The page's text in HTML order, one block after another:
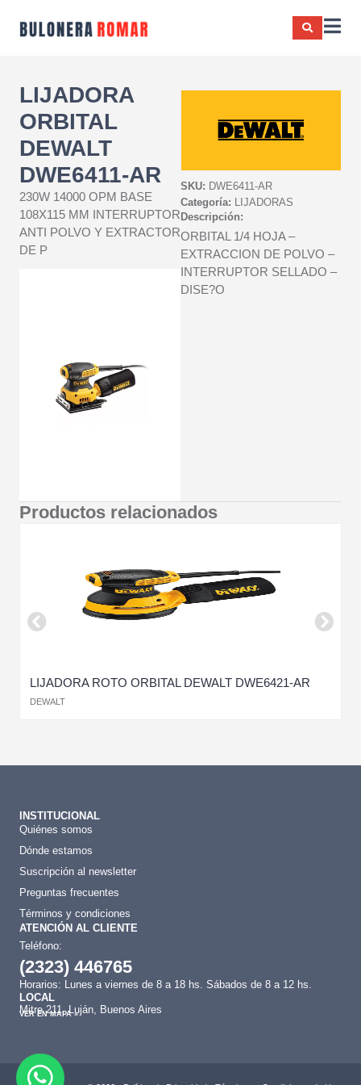
LIJADORA
ORBITAL
DEWALT
DWE6411-AR
230W 14000 OPM BASE
108X115 MM INTERRUPTOR
ANTI POLVO Y EXTRACTOR
DE P
SKU: DWE6411-AR
Categoría: LIJADORAS
Descripción:
ORBITAL 1/4 HOJA –
EXTRACCION DE POLVO –
INTERRUPTOR SELLADO –
DISE?O
Productos relacionados
LIJADORA ROTO ORBITAL DEWALT DWE6421-AR
DEWALT
INSTITUCIONAL
Quiénes somos
Dónde estamos
Suscripción al newsletter
Preguntas frecuentes
Términos y condiciones
ATENCIÓN AL CLIENTE
Teléfono:
(2323) 446765
Horarios: Lunes a viernes de 8 a 18 hs. Sábados de 8 a 12 hs.
LOCAL
Mitre 211, Luján, Buenos Aires
VER EN MAPA »